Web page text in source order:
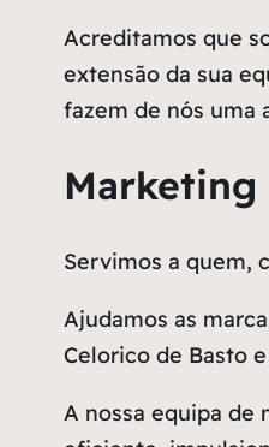
Acreditamos que
extensão da sua
fazem de nós uma
Servimos a quem,
Ajudamos as
Celorico de Basto
A nossa equipa de